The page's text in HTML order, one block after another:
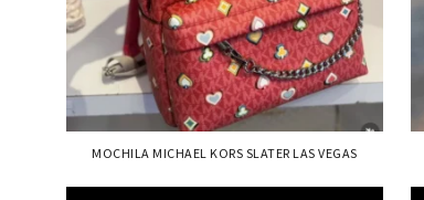
MOCHILA MICHAEL KORS SLATER LAS VEGAS